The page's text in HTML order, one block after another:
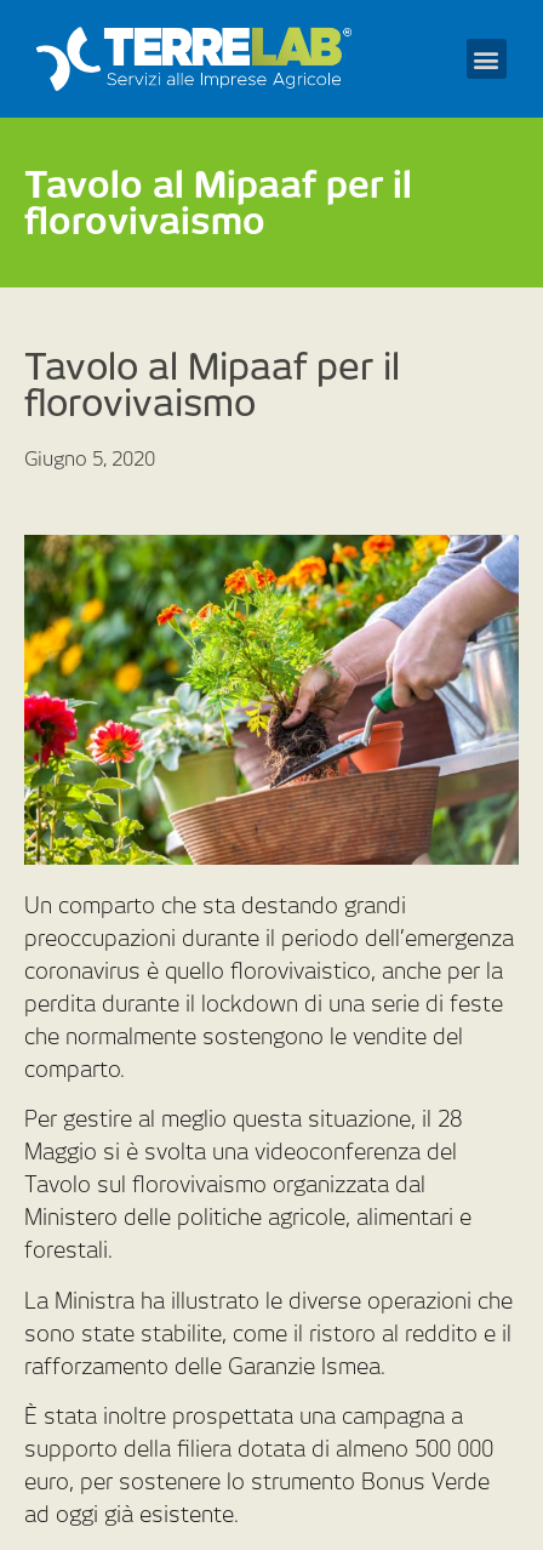
Tavolo al Mipaaf per il
florovivaismo
Tavolo al Mipaaf per il
florovivaismo
Giugno 5, 2020
Un comparto che sta destando grandi
preoccupazioni durante il periodo dell’emergenza
coronavirus è quello florovivaistico, anche per la
perdita durante il lockdown di una serie di feste
che normalmente sostengono le vendite del
comparto.
Per gestire al meglio questa situazione, il 28
Maggio si è svolta una videoconferenza del
Tavolo sul florovivaismo organizzata dal
Ministero delle politiche agricole, alimentari e
forestali.
La Ministra ha illustrato le diverse operazioni che
sono state stabilite, come il ristoro al reddito e il
rafforzamento delle Garanzie Ismea.
È stata inoltre prospettata una campagna a
supporto della filiera dotata di almeno 500 000
euro, per sostenere lo strumento Bonus Verde
ad oggi già esistente.